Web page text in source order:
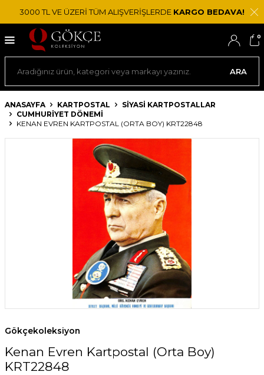
3000 TL VE ÜZERİ TÜM ALIŞVERİŞLERDE KARGO BEDAVA!
ARA
0
ANASAYFA KARTPOSTAL
SIYASI KARTPOSTALLAR
CUMHURIYET DÖNEMI
KENAN EVREN KARTPOSTAL (ORTA BOY) KRT22848
Gökçekoleksiyon
Kenan Evren Kartpostal (Orta Boy)
KRT22848